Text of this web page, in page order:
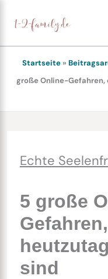
Inhalt
springen
Startseite »
große Online-
Echte
5 große
sind